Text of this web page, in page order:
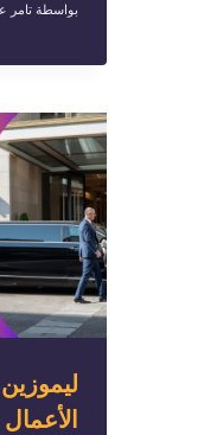
بواسطة تامر
الأعمال 01288853331